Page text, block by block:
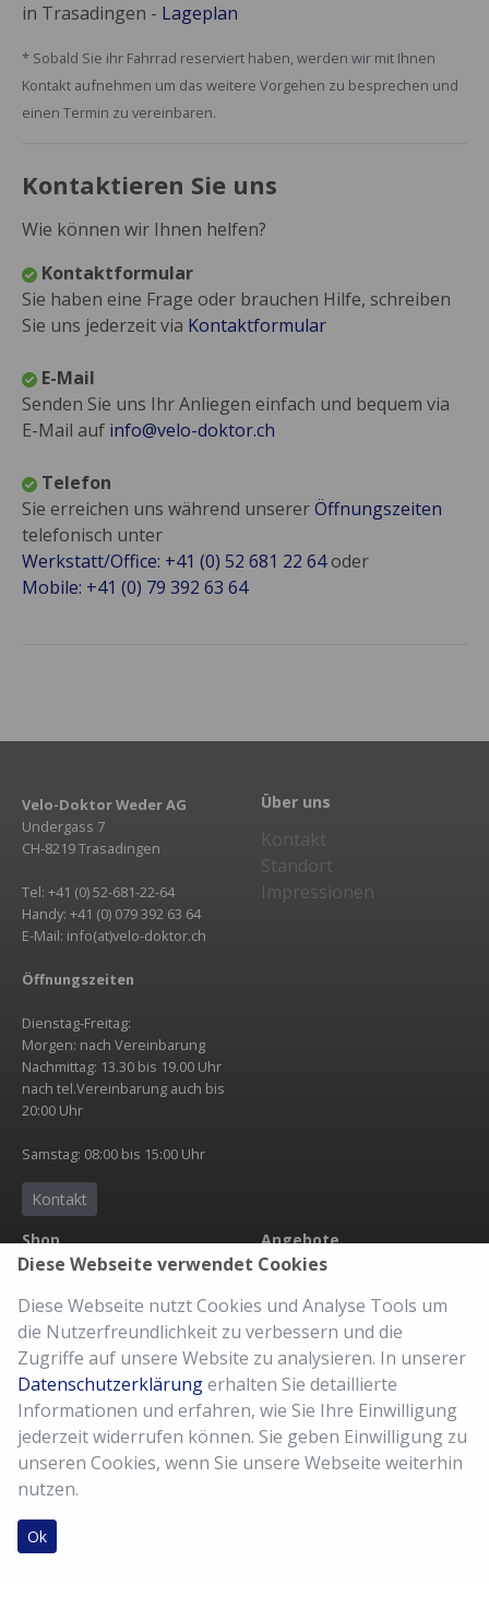
Diese Webseite verwendet Cookies
Diese Webseite nutzt Cookies und Analyse Tools um
die Nutzerfreundlichkeit zu verbessern und die
Zugriffe auf unsere Website zu analysieren. In unserer
Datenschutzerklärungerhalten Sie detaillierte
Informationen und erfahren, wie Sie Ihre Einwilligung
jederzeit widerrufen können. Sie geben Einwilligung zu
unseren Cookies, wenn Sie unsere Webseite weiterhin
nutzen.
Ok
in Trasadingen - Lageplan
* Sobald Sie ihr Fahrrad reserviert haben, werden wir mit Ihnen
Kontakt aufnehmen um das weitere Vorgehen zu besprechen und
einen Termin zu vereinbaren.
Kontaktieren Sie uns
Wie können wir Ihnen helfen?
Kontaktformular
Sie haben eine Frage oder brauchen Hilfe, schreiben
Sie uns jederzeit via Kontaktformular
E-Mail
Senden Sie uns Ihr Anliegen einfach und bequem via
E-Mail auf info@velo-doktor.ch
Telefon
Sie erreichen uns während unsererÖffnungszeiten
telefonisch unter
Werkstatt/Office: +41 (0) 52 681 22 64oder
Mobile: +41 (0) 79 392 63 64
Velo-Doktor Weder AG
Undergass 7
CH-8219 Trasadingen
Tel: +41 (0) 52-681-22-64
Handy: +41 (0) 079 392 63 64
E-Mail: info(at)velo-doktor.ch
Öffnungszeiten
Dienstag-Freitag:
Morgen: nach Vereinbarung
Nachmittag: 13.30 bis 19.00 Uhr
nach tel.Vereinbarung auch bis
20:00 Uhr
Samstag: 08:00 bis 15:00 Uhr
Kontakt
Über uns
Kontakt
Standort
Impressionen
Shop
Übersicht
Zubehör
Bekleidung
Versandkosten
AGB
Imressum
Meine Bestellung
Angebote
Neuheit
Abholservice
eBike Accu
Der richtige Sattel
Fahrradkauf
Kaufberatung
10% Kundenkarte
Reparatur Service